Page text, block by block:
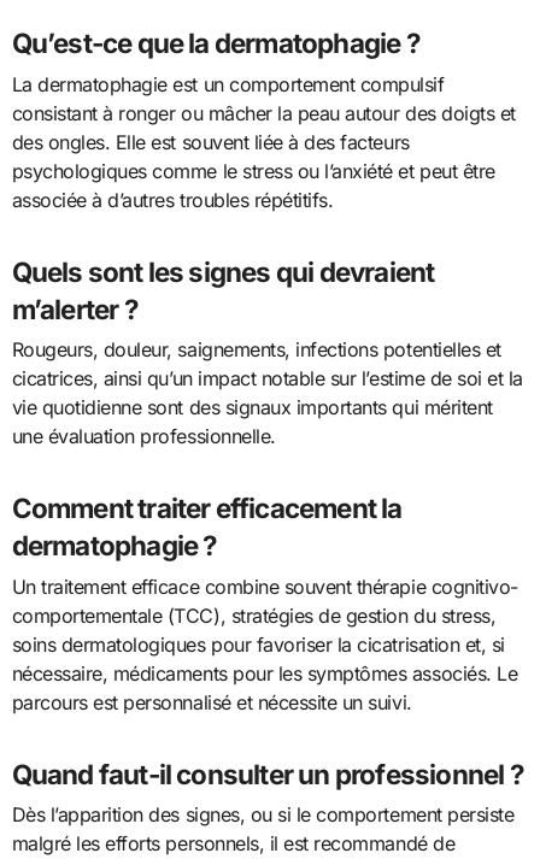
Qu’est-ce que la dermatophagie ?
La dermatophagie est un comportement compulsif
consistant à ronger ou mâcher la peau autour des doigts et
des ongles. Elle est souvent liée à des facteurs
psychologiques comme le stress ou l’anxiété et peut être
associée à d’autres troubles répétitifs.
Quels sont les signes qui devraient
m’alerter ?
Rougeurs, douleur, saignements, infections potentielles et
cicatrices, ainsi qu’un impact notable sur l’estime de soi et la
vie quotidienne sont des signaux importants qui méritent
une évaluation professionnelle.
Comment traiter efficacement la
dermatophagie ?
Un traitement efficace combine souvent thérapie cognitivo-
comportementale (TCC), stratégies de gestion du stress,
soins dermatologiques pour favoriser la cicatrisation et, si
nécessaire, médicaments pour les symptômes associés. Le
parcours est personnalisé et nécessite un suivi.
Quand faut-il consulter un professionnel ?
Dès l’apparition des signes, ou si le comportement persiste
malgré les efforts personnels, il est recommandé de